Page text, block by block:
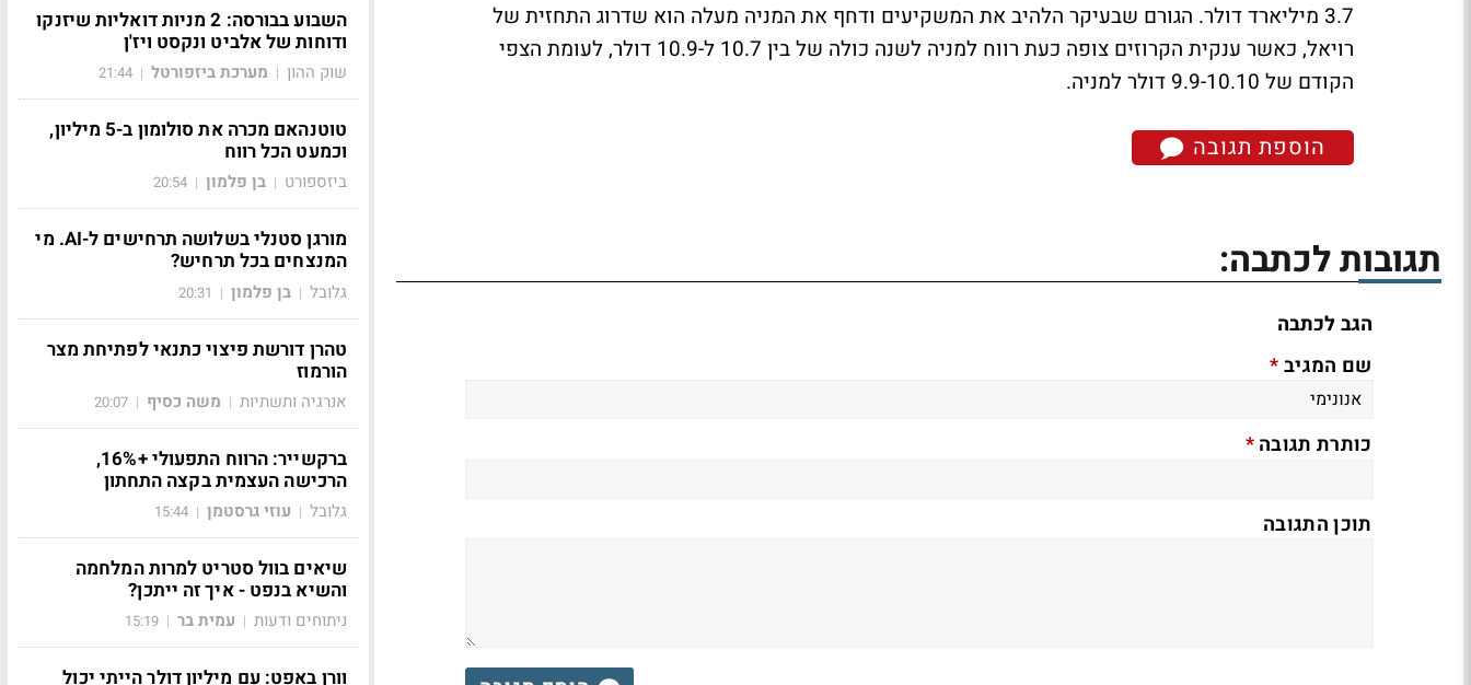
3.7 מיליארד דולר. הגורם שבעיקר הלהיב את המשקיעים ודחף את המניה מעלה הוא שדרוג התחזית של
רויאל, כאשר ענקית הקרוזים צופה כעת רווח למניה לשנה כולה של בין 10.7 ל-10.9 דולר, לעומת הצפי
הקודם של 9.9-10.10 דולר למניה.
הוספת תגובה
תגובות לכתבה:
הגב לכתבה
שם המגיב*
כותרת תגובה*
תוכן התגובה
השבוע בבורסה: 2 מניות דואליות שיזנקו
ודוחות של אלביט ונקסט ויז'ן
שוק ההון | מערכת ביזפורטל |
21:44
טוטנהאם מכרה את סולומון ב-5 מיליון,
וכמעט הכל רווח
ביזספורט | בן פלמון |
20:54
מורגן סטנלי בשלושה תרחישים ל-AI. מי
המנצחים בכל תרחיש?
גלובל | בן פלמון |
20:31
טהרן דורשת פיצוי כתנאי לפתיחת מצר
הורמוז
אנרגיה ותשתיות | משה כסיף |
20:07
ברקשייר: הרווח התפעולי +16%,
הרכישה העצמית בקצה התחתון
גלובל | עוזי גרסטמן |
15:44
שיאים בוול סטריט למרות המלחמה
והשיא בנפט - איך זה ייתכן?
ניתוחים ודעות | עמית בר |
15:19
וורן באפט: עם מיליון דולר הייתי יכול